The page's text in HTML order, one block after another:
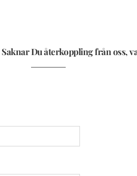
Saknar Du återkoppling från oss,